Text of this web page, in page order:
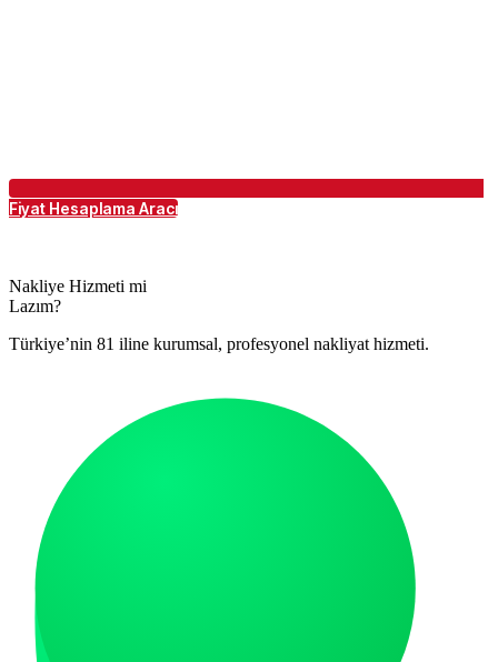
Fiyat Hesaplama Aracı
Nakliye Hizmeti mi
Lazım?
Türkiye’nin 81 iline kurumsal, profesyonel nakliyat hizmeti.